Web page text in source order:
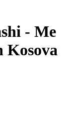
- Me
Kosova